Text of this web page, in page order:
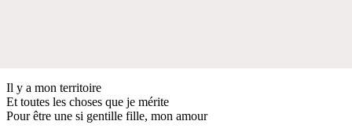
Il y a mon territoire
Et toutes les choses que je mérite
Pour être une si gentille fille, mon amour